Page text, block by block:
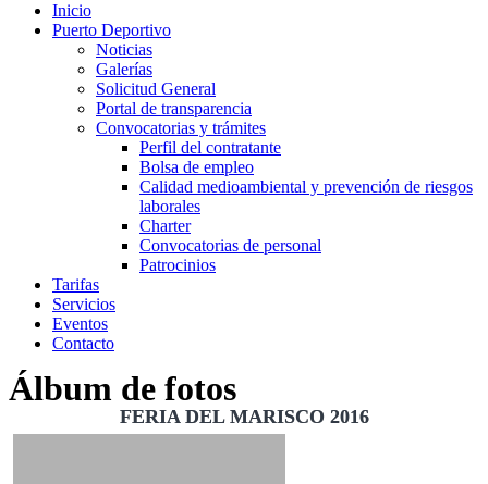
Inicio
Puerto Deportivo
Noticias
Galerías
Solicitud General
Portal de transparencia
Convocatorias y trámites
Perfil del contratante
Bolsa de empleo
Calidad medioambiental y prevención de riesgos
laborales
Charter
Convocatorias de personal
Patrocinios
Tarifas
Servicios
Eventos
Contacto
Álbum de fotos
FERIA DEL MARISCO 2016